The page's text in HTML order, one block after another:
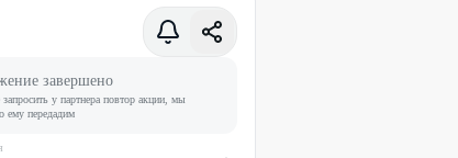
завершено
у партнера повтор акции, мы
ему передадим